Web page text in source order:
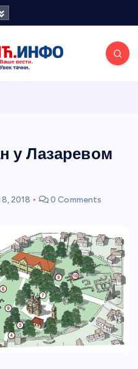
у Лазаревом
2018 0 Comments